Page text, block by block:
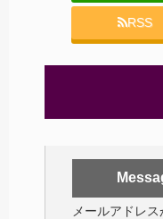
RSS
メールアドレ